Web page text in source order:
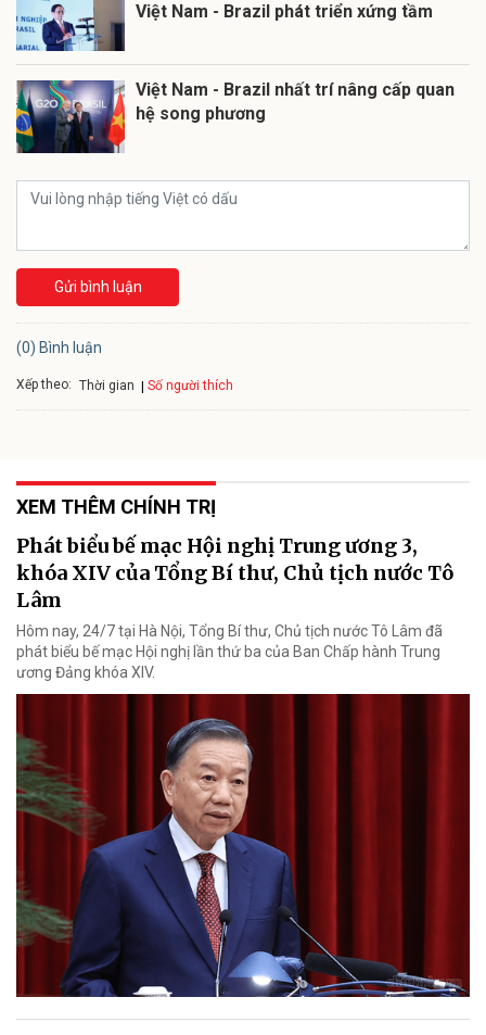
Việt Nam - Brazil phát triển xứng tầm
Việt Nam - Brazil nhất trí nâng cấp quan
hệ song phương
Gửi bình luận
(0) Bình luận
Xếp theo: Thời gian Số người thích
XEM THÊM CHÍNH TRỊ
Phát biểu bế mạc Hội nghị Trung ương 3,
khóa XIV của Tổng Bí thư, Chủ tịch nước Tô
Lâm
Hôm nay, 24/7 tại Hà Nội, Tổng Bí thư, Chủ tịch nước Tô Lâm đã
phát biểu bế mạc Hội nghị lần thứ ba của Ban Chấp hành Trung
ương Đảng khóa XIV.